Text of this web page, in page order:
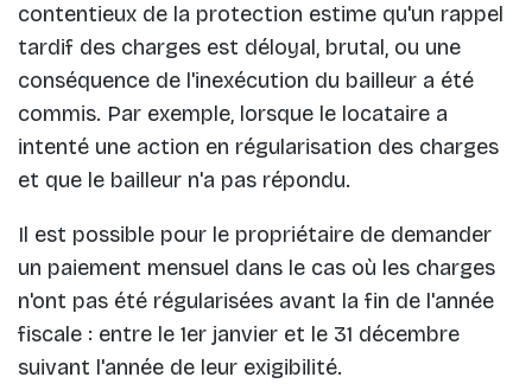
contentieux de la protection estime qu'un rappel
tardif des charges est déloyal, brutal, ou une
conséquence de l'inexécution du bailleur a été
commis. Par exemple, lorsque le locataire a
intenté une action en régularisation des charges
et que le bailleur n'a pas répondu.
Il est possible pour le propriétaire de demander
un paiement mensuel dans le cas où les charges
n'ont pas été régularisées avant la fin de l'année
fiscale : entre le 1er janvier et le 31 décembre
suivant l'année de leur exigibilité.